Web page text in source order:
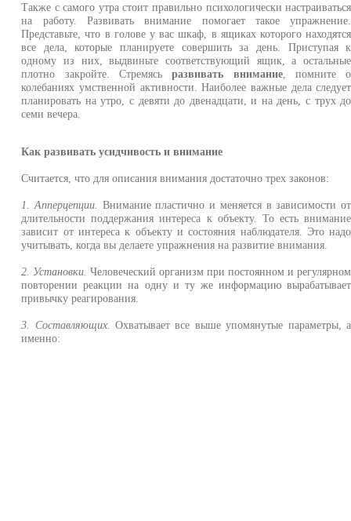
Также с самого утра стоит правильно психологически настраиваться
на работу. Развивать внимание помогает такое упражнение.
Представьте, что в голове у вас шкаф, в ящиках которого находятся
все дела, которые планируете совершить за день. Приступая к
одному из них, выдвиньте соответствующий ящик, а остальные
плотно закройте. Стремясьразвивать внимание, помните о
колебаниях умственной активности. Наиболее важные дела следует
планировать на утро, с девяти до двенадцати, и на день, с трух до
семи вечера.
Как развивать усидчивость и внимание
Считается, что для описания внимания достаточно трех законов:
1. Апперцепции. Внимание пластично и меняется в зависимости от
длительности поддержания интереса к объекту. То есть внимание
зависит от интереса к объекту и состояния наблюдателя. Это надо
учитывать, когда вы делаете упражнения на развитие внимания.
2. Установки. Человеческий организм при постоянном и регулярном
повторении реакции на одну и ту же информацию вырабатывает
привычку реагирования.
3. Составляющих. Охватывает все выше упомянутые параметры, а
именно: